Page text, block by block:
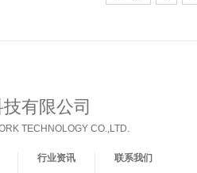
有限公司
TECHNOLOGY CO.,LTD.
行业资讯
联系我们